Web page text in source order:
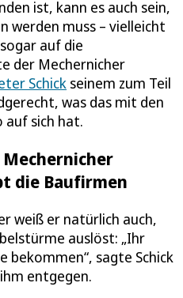
ist, kann es auch sein,
werden muss – vielleicht
auf die
der Mechernicher
Schick seinem zum Teil
was das mit den
sich hat.
Mechernicher
die Baufirmen
weiß er natürlich auch,
auslöst: „Ihr
bekommen“, sagte Schick
entgegen.